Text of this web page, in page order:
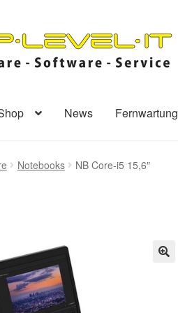
News Fernwartung
Notebooks NB Core-i5 15,6″